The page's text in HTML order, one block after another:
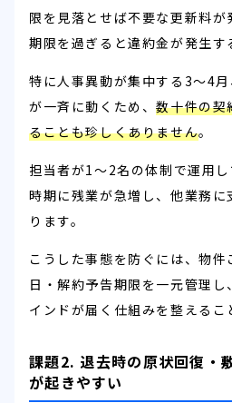
限を見落とせば不要な更新料
期限を過ぎると違約金が発生す
特に人事異動が集中する3〜4
が一斉に動くため、数十件の契
ることも珍しくありません。
担当者が1〜2名の体制で運用
時期に残業が急増し、他業務に
ります。
こうした事態を防ぐには、物
日・解約予告期限を一元管理
インドが届く仕組みを整えるこ
課題2. 退去時の原状回復・
が起きやすい